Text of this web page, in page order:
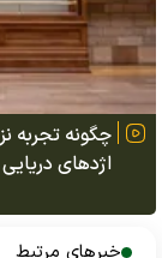
چگونه
اژد‌های